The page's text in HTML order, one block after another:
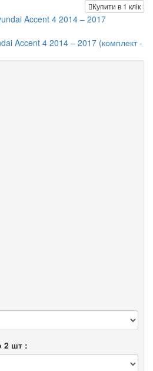
Купити в 1 клік
Accent 4 2014 – 2017 (комплект -
2 шт :